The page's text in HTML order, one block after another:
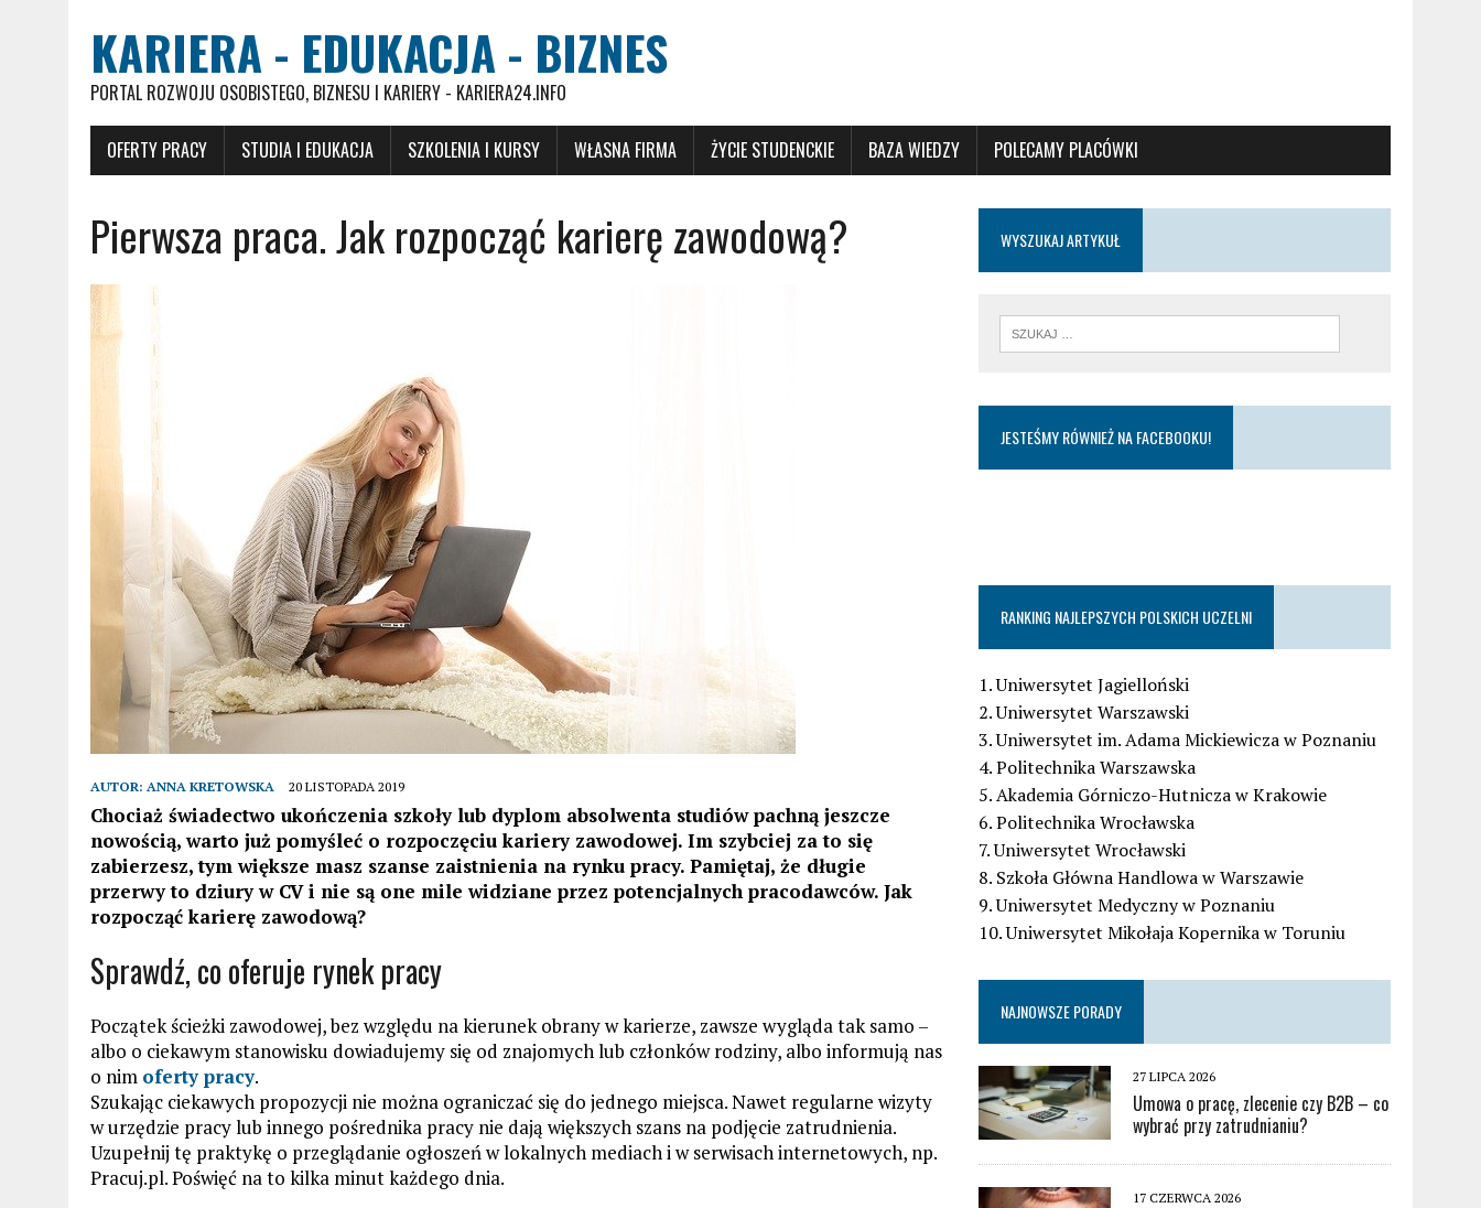
KARIERA - EDUKACJA - BIZNES
PORTAL ROZWOJU OSOBISTEGO, BIZNESU I KARIERY - KARIERA24.INFO
OFERTY PRACY STUDIA I EDUKACJA SZKOLENIA I KURSY WŁASNA FIRMA ŻYCIE STUDENCKIE BAZA WIEDZY POLECAMY PLACÓWKI
Pierwsza praca. Jak rozpocząć karierę zawodową?
AUTOR: ANNA KRETOWSKA 20 LISTOPADA 2019
Chociaż świadectwo ukończenia szkoły lub dyplom absolwenta studiów pachną jeszcze
nowością, warto już pomyśleć o rozpoczęciu kariery zawodowej. Im szybciej za to się
zabierzesz, tym większe masz szanse zaistnienia na rynku pracy. Pamiętaj, że długie
przerwy to dziury w CV i nie są one mile widziane przez potencjalnych pracodawców. Jak
rozpocząć karierę zawodową?
Sprawdź, co oferuje rynek pracy
Początek ścieżki zawodowej, bez względu na kierunek obrany w karierze, zawsze wygląda tak samo –
albo o ciekawym stanowisku dowiadujemy się od znajomych lub członków rodziny, albo informują nas
o nim oferty pracy.
Szukając ciekawych propozycji nie można ograniczać się do jednego miejsca. Nawet regularne wizyty
w urzędzie pracy lub innego pośrednika pracy nie dają większych szans na podjęcie zatrudnienia.
Uzupełnij tę praktykę o przeglądanie ogłoszeń w lokalnych mediach i w serwisach internetowych, np.
Pracuj.pl. Poświęć na to kilka minut każdego dnia.
WYSZUKAJ ARTYKUŁ
JESTEŚMY RÓWNIEŻ NA FACEBOOKU!
RANKING NAJLEPSZYCH POLSKICH UCZELNI
1. Uniwersytet Jagielloński
2. Uniwersytet Warszawski
3. Uniwersytet im. Adama Mickiewicza w Poznaniu
4. Politechnika Warszawska
5. Akademia Górniczo-Hutnicza w Krakowie
6. Politechnika Wrocławska
7. Uniwersytet Wrocławski
8. Szkoła Główna Handlowa w Warszawie
9. Uniwersytet Medyczny w Poznaniu
10. Uniwersytet Mikołaja Kopernika w Toruniu
NAJNOWSZE PORADY
27 LIPCA 2026
Umowa o pracę, zlecenie czy B2B – co
wybrać przy zatrudnianiu?
17 CZERWCA 2026